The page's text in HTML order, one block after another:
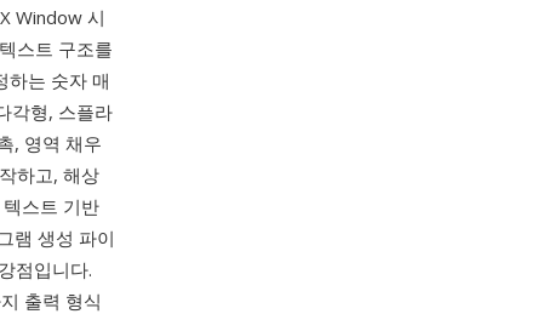
Window 시
스트 구조를
하는 숫자 매
각형, 스플라
, 영역 채우
하고, 해상
스트 기반
램 생성 파이
점입니다.
출력 형식